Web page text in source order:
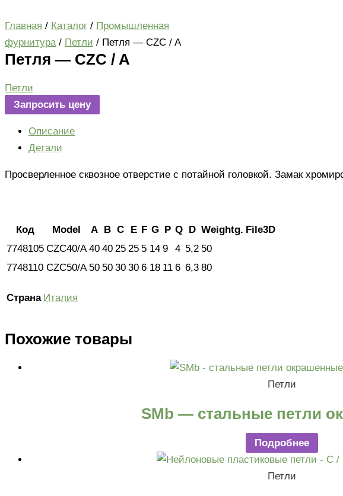
Главная / Каталог / Промышленная
фурнитура/ Петли / Петля — CZC / A
Петля — CZC / A
Петли
Запросить цену
Описание
Детали
Просверленное сквозное отверстие с потайной головкой. Замак
Код Model A B C E F G P Q D Weightg. File3D
7748105 CZC40/A 40 40 25 25 5 14 9 4 5,2 50
7748110 CZC50/A 50 50 30 30 6 18 11 6 6,3 80
Страна Италия
Похожие товары
Петли
SMb — стальные петли
Подробнее
Петли